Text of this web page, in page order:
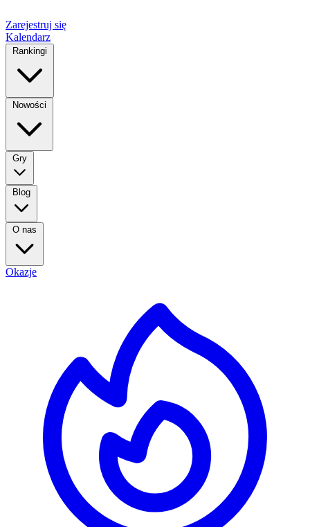
Zarejestruj się
Kalendarz
Rankingi
Nowości
Gry
Blog
O nas
Okazje